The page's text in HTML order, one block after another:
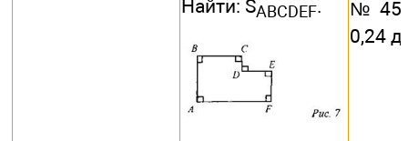
Найти: SABCDEF.
№
0,24